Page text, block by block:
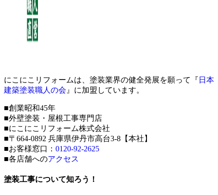
にこにこリフォームは、塗装業界の健全発展を願って『 日本
建築塗装職人の会 』に加盟しています。
■創業昭和45年
■外壁塗装・屋根工事専門店
■にこにこリフォーム株式会社
■〒664-0892 兵庫県伊丹市高台3-8【本社】
■お客様窓口： 0120-92-2625
■各店舗へのアクセス
塗装工事について知ろう！